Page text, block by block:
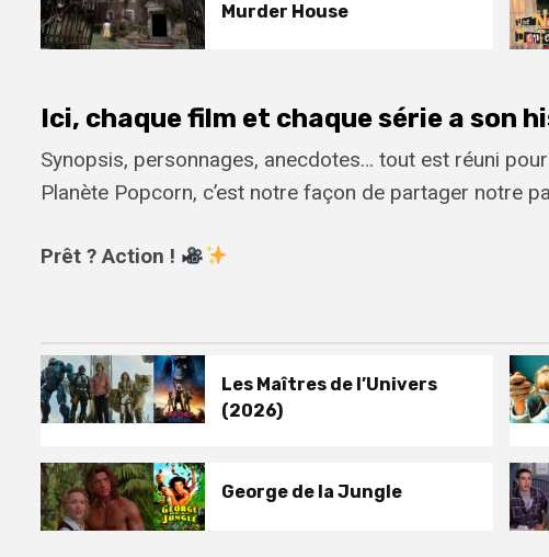
Murder House
Ici, chaque film et chaque série a son
Synopsis, personnages, anecdotes… tout est réuni
Planète Popcorn, c’est notre façon de partager notre
Prêt ? Action !
Les Maîtres de l’Univers
(2026)
George de la Jungle